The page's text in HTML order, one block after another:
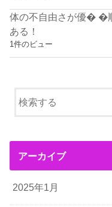
体の不自由さが優� �
ある！
1件のビュー
アーカイブ
2025年1月